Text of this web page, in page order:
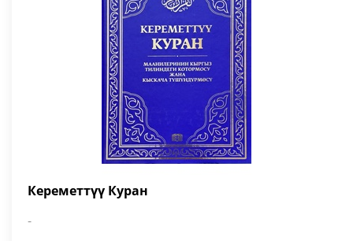
Кереметтүү Куран
-